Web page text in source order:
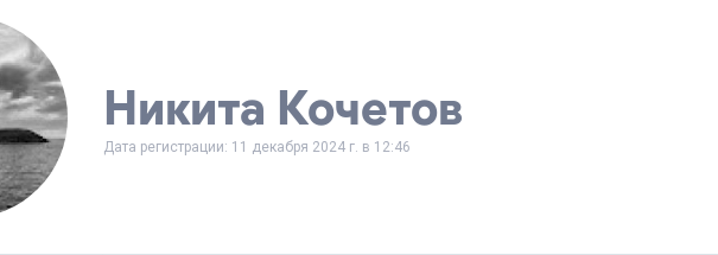
Никита Кочетов
Дата регистрации: 11 декабря 2024 г. в 12:46